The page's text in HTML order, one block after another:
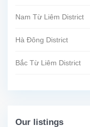
Nam Từ Liêm District
Hà Đông District
Bắc Từ Liêm District
Our listings